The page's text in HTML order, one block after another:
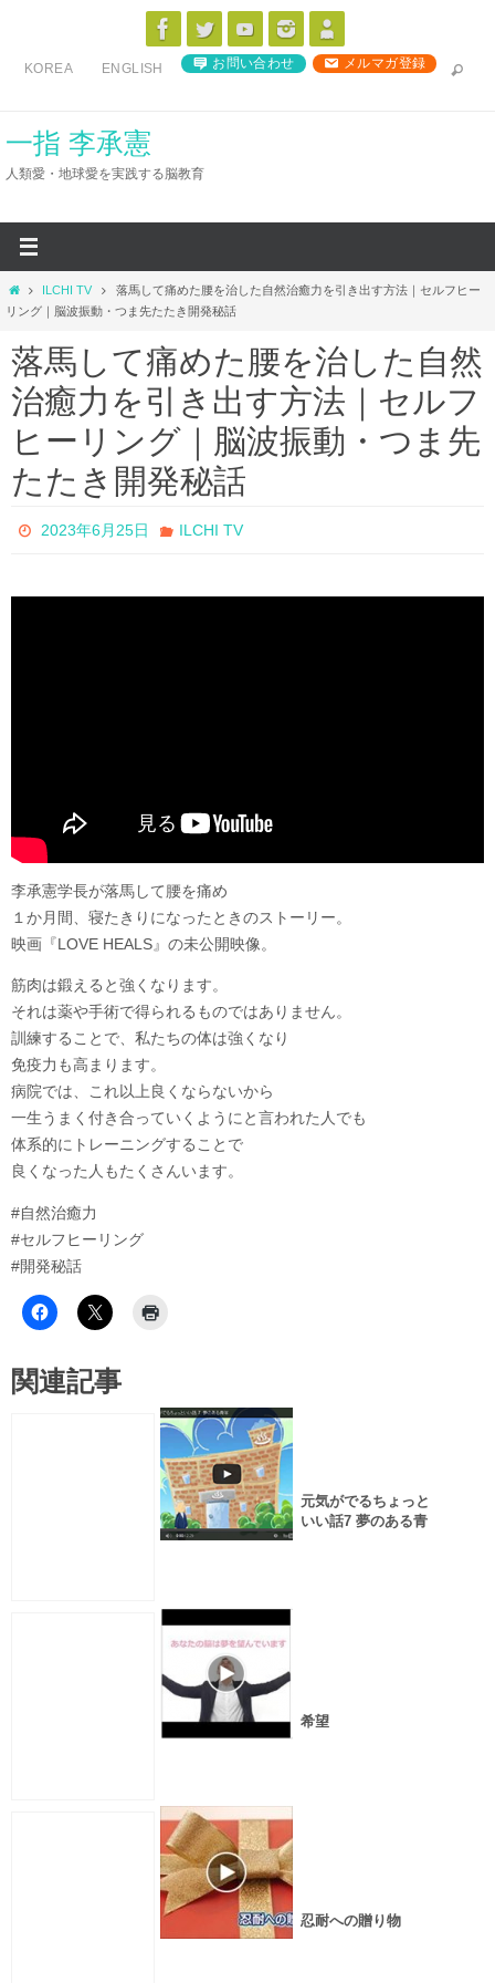
ス
KOREA ENGLISH お問い合わせ メルマガ登録
一指 李承憲
人類愛・地球愛を実践する脳教育
ホ
ー
ILCHI TV
落馬して痛めた腰を治した自然治癒力を引き出す方法｜セルフヒー
リング｜脳波振動・つま先たたき開発秘話
落馬して痛めた腰を治した自然
治癒力を引き出す方法｜セルフ
ヒーリング｜脳波振動・つま先
たたき開発秘話
2023年6月25日 ILCHI TV
李承憲学長が落馬して腰を痛め
１か月間、寝たきりになったときのストーリー。
映画『LOVE HEALS』の未公開映像。
筋肉は鍛えると強くなります。
それは薬や手術で得られるものではありません。
訓練することで、私たちの体は強くなり
免疫力も高まります。
病院では、これ以上良くならないから
一生うまく付き合っていくようにと言われた人でも
体系的にトレーニングすることで
良くなった人もたくさんいます。
#自然治癒力
#セルフヒーリング
#開発秘話
関連記事
元気がでるちょっと
いい話7 夢のある青
希望
忍耐への贈り物